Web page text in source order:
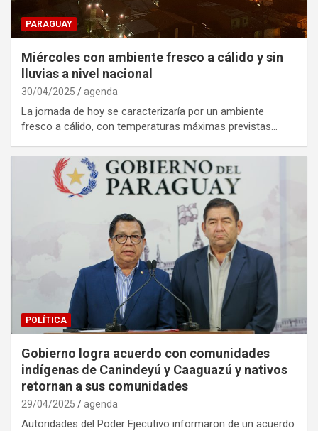
PARAGUAY
Miércoles con ambiente fresco a cálido y sin
lluvias a nivel nacional
30/04/2025 agenda
La jornada de hoy se caracterizaría por un ambiente
fresco a cálido, con temperaturas máximas previstas…
POLÍTICA
Gobierno logra acuerdo con comunidades
indígenas de Canindeyú y Caaguazú y nativos
retornan a sus comunidades
29/04/2025 agenda
Autoridades del Poder Ejecutivo informaron de un acuerdo